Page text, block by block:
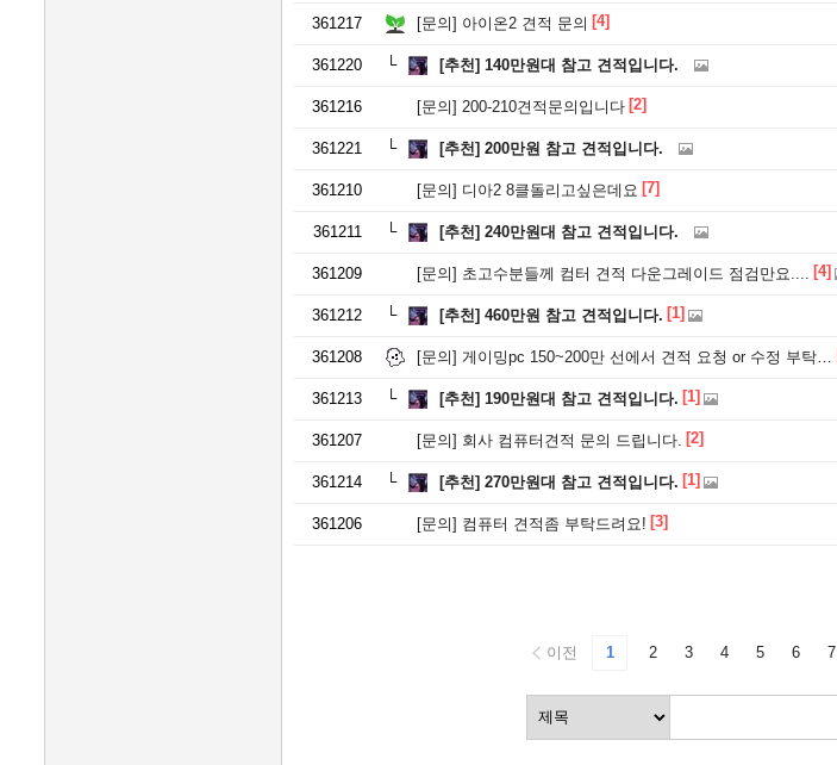
361217 [문의] 아이온2 견적 문의 [4]
361220 [추천] 140만원대 참고 견적입니다.
361216 [문의] 200-210견적문의입니다 [2]
361221 [추천] 200만원 참고 견적입니다.
361210 [문의] 디아2 8클돌리고싶은데요 [7]
361211 [추천] 240만원대 참고 견적입니다.
361209 [문의] 초고수분들께 컴터 견적 다운그레이드 점검만요.... [4]
361212 [추천] 460만원 참고 견적입니다. [1]
361208 [문의] 게이밍pc 150~200만 선에서 견적 요청 or 수정 부탁드립니다!
361213 [추천] 190만원대 참고 견적입니다. [1]
361207 [문의] 회사 컴퓨터견적 문의 드립니다. [2]
361214 [추천] 270만원대 참고 견적입니다. [1]
361206 [문의] 컴퓨터 견적좀 부탁드려요! [3]
이전 1 2 3 4 5 6 7